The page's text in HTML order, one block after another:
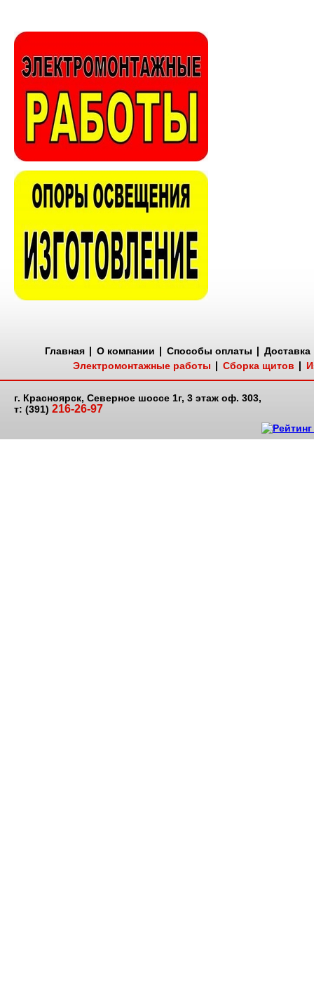
Главная О компании Способы оплаты
Доставка
Электромонтажные работы
Сборка щитов
г. Красноярск, Северное шоссе 1г, 3 этаж оф. 303,
т: (391) 216-26-97